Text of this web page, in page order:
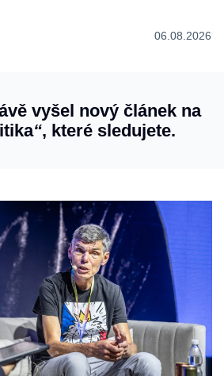
06.08.2026
vyšel nový článek na
“, které sledujete.